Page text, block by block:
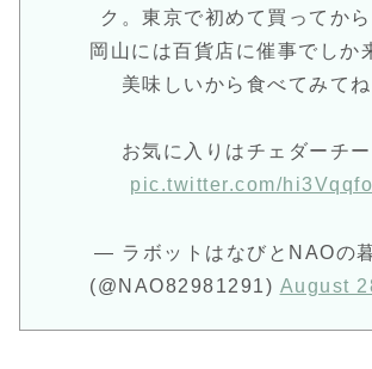
ク。東京で初めて買ってから
岡山には百貨店に催事でしか
美味しいから食べてみてね
お気に入りはチェダーチ
pic.twitter.com/
— ラボットはなびとNAOの
(@NAO82981291) August